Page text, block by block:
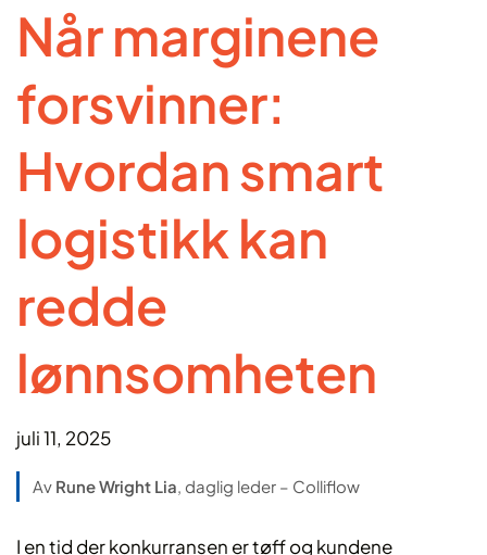
Når marginene
forsvinner:
Hvordan smart
logistikk kan
redde
lønnsomheten
juli 11, 2025
Av Rune Wright Lia, daglig leder – Colliflow
I en tid der konkurransen er tøff og kundene